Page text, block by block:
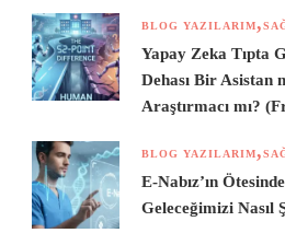
BLOG YAZILARIM
Yapay Zeka Tıpta
Dehası Bir Asistan
Araştırmacı mı?
BLOG YAZILARIM
E-Nabız’ın
Geleceğimizi Nasıl